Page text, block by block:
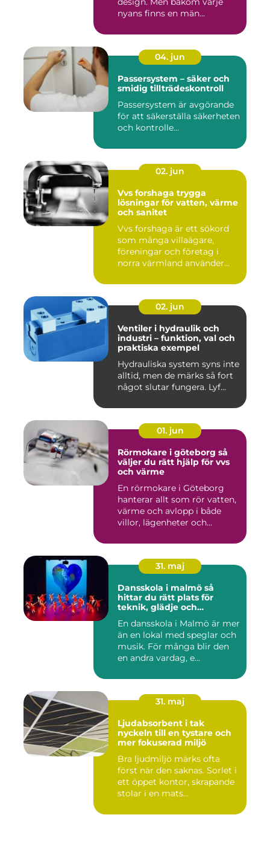
nyans finns en män...
04. jun
Passersystem – säker och
smidig tillträdeskontroll
Passersystem är avgörande
för att säkerställa säkerheten
och kontrolle...
02. jun
Vvs forshaga trygga
lösningar för vatten, värme
och sanitet
Vvs forshaga är ett sökord
som många villaägare,
föreningar och företag i
norra värmland använder
02. jun
Ventiler i hydraulik och
industri – funktion, val och
praktiska exempel
Hydrauliska system syns inte
alltid, men de märks så fort
något slutar fungera. Lyf...
01. jun
Rörmokare i göteborg så
väljer du rätt hjälp för vvs
och värme
En rörmokare i Göteborg
hanterar allt som rör vatten,
värme och avlopp i både
villor, lägenheter och...
31. maj
Dansskola i malmö så
hittar du rätt plats för
teknik, glädje och
En dansskola i Malmö är mer
än en lokal med speglar och
musik. För många blir den
en andra vardag, e...
31. maj
Ljudabsorbent i tak
nyckeln till en tystare och
mer fokuserad miljö
Bra ljudmiljö märks ofta
först när den saknas. Sorlet i
ett öppet kontor, skrapande
stolar i en mats...